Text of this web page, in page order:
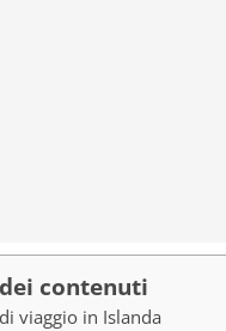
contenuti
viaggio in Islanda